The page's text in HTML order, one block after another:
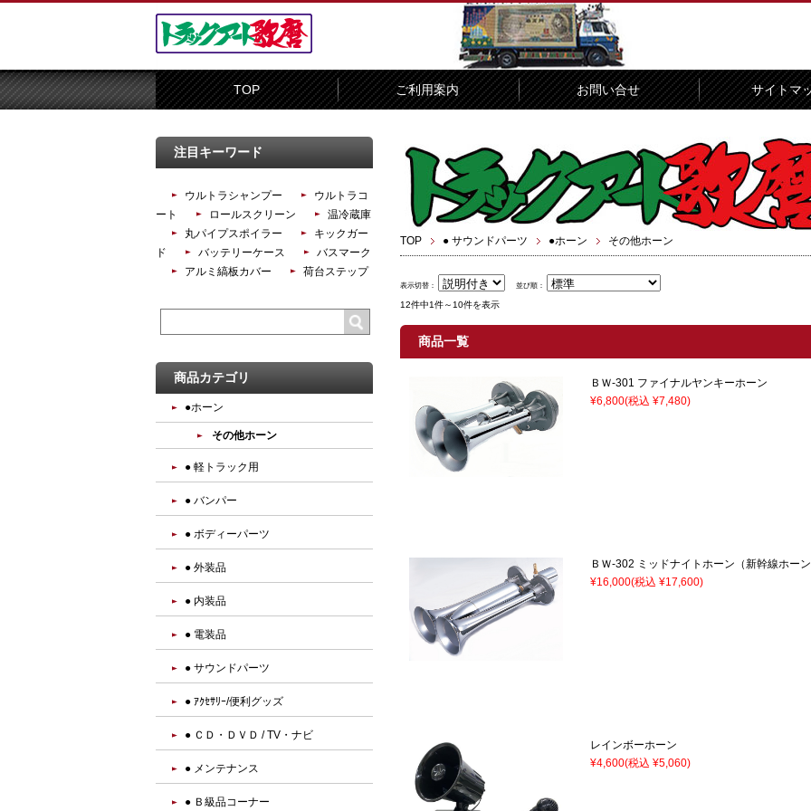
TOP ご利用案内 お問い合せ サイトマ
TOP ● サウンドパーツ ●ホーン その他ホーン
表示切替： 並び順：
12件中1件～10件を表示
商品一覧
ＢＷ-301 ファイナルヤンキーホーン
¥6,800(税込 ¥7,480)
ＢＷ-302 ミッドナイトホーン（新幹線ホー
¥16,000(税込 ¥17,600)
レインボーホーン
¥4,600(税込 ¥5,060)
注目キーワード
ウルトラシャンプー
ウルトラコ
ート
ロールスクリーン
温冷蔵庫
丸パイプスポイラー
キックガー
ド
バッテリーケース
バスマーク
アルミ縞板カバー
荷台ステップ
商品カテゴリ
●ホーン
その他ホーン
● 軽トラック用
● バンパー
● ボディーパーツ
● 外装品
● 内装品
● 電装品
● サウンドパーツ
● ｱｸｾｻﾘｰ/便利グッズ
● ＣＤ・ＤＶＤ / TV・ナビ
● メンテナンス
● Ｂ級品コーナー